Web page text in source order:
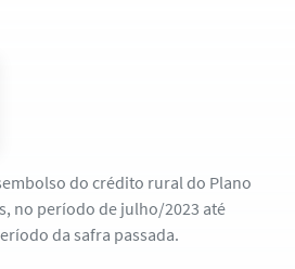
do crédito rural do Plano
no período de julho/2023 até
da safra passada.